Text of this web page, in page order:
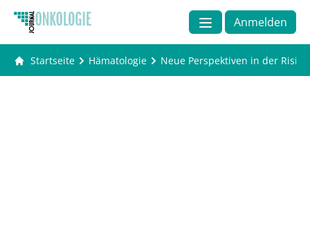
Anmelden
Startseite Hämatologie Neue Perspektiven in der